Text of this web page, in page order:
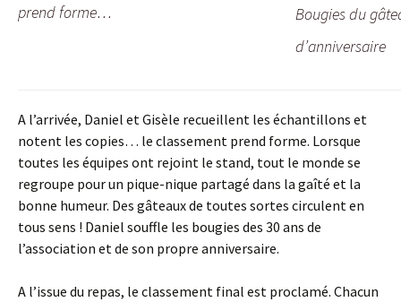
prend forme…
Bougies du
d’anniversaire
A l’arrivée, Daniel et Gisèle recueillent les échantillons et
notent les copies… le classement prend forme. Lorsque
toutes les équipes ont rejoint le stand, tout le monde se
regroupe pour un pique-nique partagé dans la gaîté et la
bonne humeur. Des gâteaux de toutes sortes circulent en
tous sens ! Daniel souffle les bougies des 30 ans de
l’association et de son propre anniversaire.
A l’issue du repas, le classement final est proclamé. Chacun